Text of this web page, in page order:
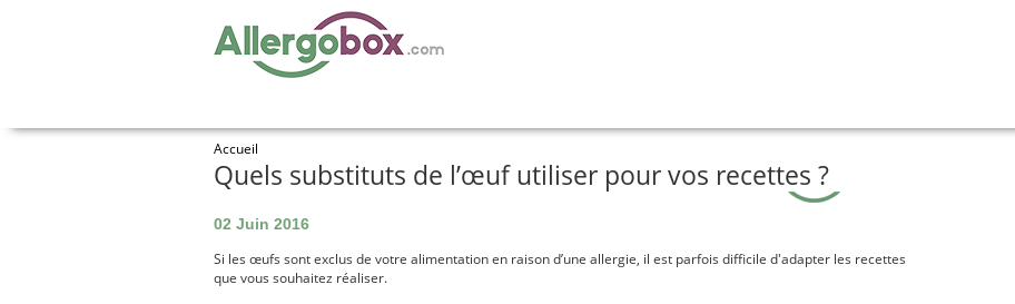
Accueil
Quels substituts de l’œuf utiliser pour vos recettes ?
02 Juin 2016
Si les œufs sont exclus de votre alimentation en raison d’une allergie, il est parfois difficile d'adapter les recettes
que vous souhaitez réaliser.